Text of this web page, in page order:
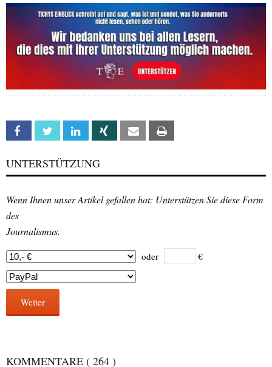
Facebook Twitter Linkedin Xing Email
UNTERSTÜTZUNG
Wenn Ihnen unser Artikel gefallen hat: Unterstützen Sie diese Form
des
Journalismus.
oder €
Weiter
KOMMENTARE ( 264 )